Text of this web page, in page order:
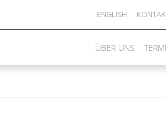
ENGLISH
ÜBER UNS
Lauffen am